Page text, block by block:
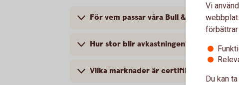
För vem passar våra Bull & Bear-
Hur stor blir avkastningen?
Vilka marknader är certifikaten
Vi
Du kan